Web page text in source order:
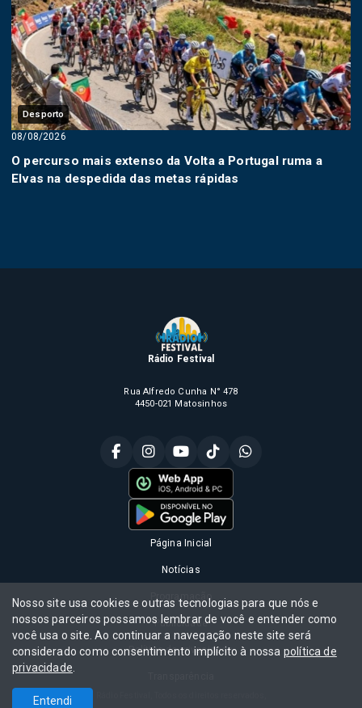
Desporto
08/08/2026
O percurso mais extenso da Volta a Portugal ruma a
Elvas na despedida das metas rápidas
Rádio Festival
Rua Alfredo Cunha N° 478
4450-021 Matosinhos
Página Inicial
Notícias
Programação
Publicidade
Política de privacidade
Nosso site usa cookies e outras tecnologias para que nós e
nossos parceiros possamos lembrar de você e entender como
você usa o site. Ao continuar a navegação neste site será
considerado como consentimento implícito à nossa política de
privacidade
Entendi